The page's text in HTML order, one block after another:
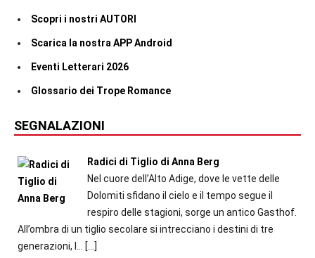
Scopri i nostri AUTORI
Scarica la nostra APP Android
Eventi Letterari 2026
Glossario dei Trope Romance
SEGNALAZIONI
Radici di Tiglio di Anna Berg
Nel cuore dell’Alto Adige, dove le vette delle
Dolomiti sfidano il cielo e il tempo segue il
respiro delle stagioni, sorge un antico Gasthof.
All’ombra di un tiglio secolare si intrecciano i destini di tre
generazioni, l...
[…]